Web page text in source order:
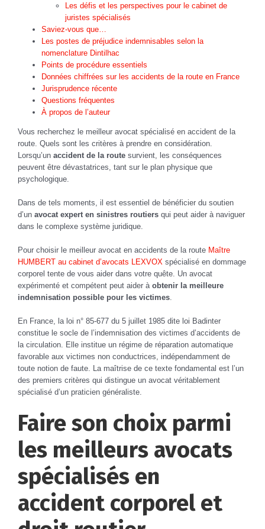
Les défis et les perspectives pour le cabinet de
juristes spécialisés
Saviez-vous que…
Les postes de préjudice indemnisables selon la
nomenclature Dintilhac
Points de procédure essentiels
Données chiffrées sur les accidents de la route en France
Jurisprudence récente
Questions fréquentes
À propos de l’auteur
Vous recherchez le meilleur avocat spécialisé en accident de la
route. Quels sont les critères à prendre en considération.
Lorsqu’un accident de la route survient, les conséquences
peuvent être dévastatrices, tant sur le plan physique que
psychologique.
Dans de tels moments, il est essentiel de bénéficier du soutien
d’un avocat expert en sinistres routiers qui peut aider à naviguer
dans le complexe système juridique.
Pour choisir le meilleur avocat en accidents de la route Maître
HUMBERT au cabinet d’avocats LEXVOX spécialisé en dommage
corporel tente de vous aider dans votre quête. Un avocat
expérimenté et compétent peut aider à obtenir la meilleure
indemnisation possible pour les victimes
En France, la loi n° 85-677 du 5 juillet 1985 dite loi Badinter
constitue le socle de l’indemnisation des victimes d’accidents de
la circulation. Elle institue un régime de réparation automatique
favorable aux victimes non conductrices, indépendamment de
toute notion de faute. La maîtrise de ce texte fondamental est l’un
des premiers critères qui distingue un avocat véritablement
spécialisé d’un praticien généraliste.
Faire son choix parmi
les meilleurs avocats
spécialisés en
accident corporel et